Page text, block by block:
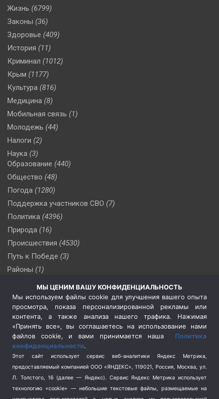
Жизнь (6799)
Законы (36)
Здоровье (409)
История (11)
Криминал (1012)
Крым (1177)
Культура (816)
Медицина (8)
Мобильная связь (1)
Молодежь (44)
Налоги (2)
Наука (3)
Образование (440)
Общество (48)
Погода (1280)
Поддержка участников СВО (7)
Политика (4396)
Природа (16)
Происшествия (4530)
Путь к Победе (3)
Районы (1)
Сельское хозяйство (3)
Социальная политика
(3)
Спецоперация в Украине
Спецоперация на Украине
(404)
Спорт (740)
Терроризм (1)
Транспорт (262)
МЫ ЦЕНИМ ВАШУ КОНФИДЕНЦИАЛЬНОСТЬ
Мы используем файлы cookie для улучшения вашего опыта
просмотра, показа персонализированной рекламы или
контента, а также анализа нашего трафика. Нажимая
«Принять все», вы соглашаетесь на использование нами
файлов cookie, и вами принимается наша Политика
конфиденциальности.
Этот сайт использует сервис веб-аналитики Яндекс Метрика,
предоставляемый компанией ООО «ЯНДЕКС», 119021, Россия, Москва, ул.
Л. Толстого, 16 (далее — Яндекс). Сервис Яндекс Метрика использует
технологию «cookie» — небольшие текстовые файлы, размещаемые на